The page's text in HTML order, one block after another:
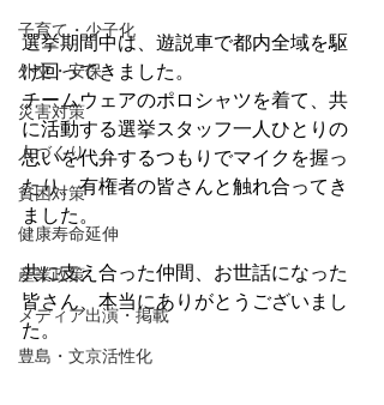
子育て・少子化
外交・安保
災害対策
人づくり
貧困対策
健康寿命延伸
産業政策
メディア出演・掲載
豊島・文京活性化
選挙期間中は、遊説車で都内全域を駆
け回ってきました。
チームウェアのポロシャツを着て、共
に活動する選挙スタッフ一人ひとりの
思いを代弁するつもりでマイクを握っ
たり、有権者の皆さんと触れ合ってき
ました。
共に支え合った仲間、お世話になった
皆さん、本当にありがとうございまし
た。